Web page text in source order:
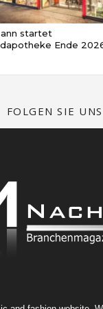
startet
Ende
FOLGEN SIE